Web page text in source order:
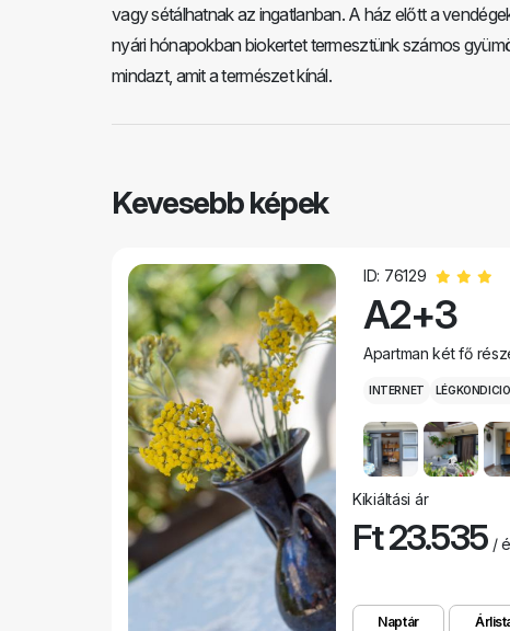
vagy sétálhatnak az ingatlanban. A ház előtt a
nyári hónapokban biokertet termesztünk számos
mindazt, amit a természet kínál.
Kevesebb képek
ID: 76129
A2+3
Apartman két fő
INTERNET
Kikiáltási ár
Ft 23.535 /
Naptár